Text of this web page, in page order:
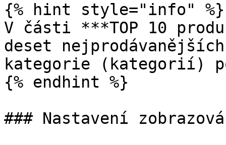
{% hint style="info" %}
V části ***TOP 10
deset
kategorie (kategorií)
{% endhint %}
### Nastavení